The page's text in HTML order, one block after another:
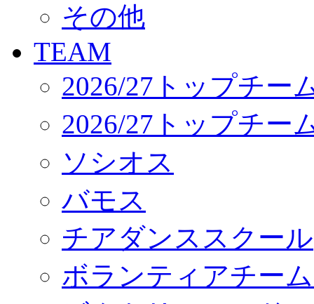
サステナビリティ
Web制作支援
応援プロジェクト
その他
TEAM
2026/27トップチー
2026/27トップチー
ソシオス
バモス
チアダンススクール
ボランティアチー